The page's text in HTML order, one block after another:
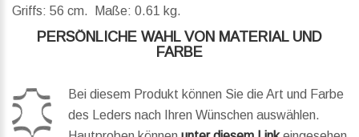
Griffs: 56 cm. Maße: 0.61 kg.
PERSÖNLICHE WAHL VON MATERIAL UND
FARBE
Bei diesem Produkt können Sie die Art und Farbe
des Leders nach Ihren Wünschen auswählen.